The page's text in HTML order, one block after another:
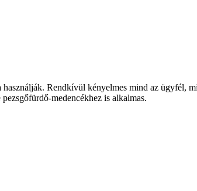
Rendkívül kényelmes mind az ügyfél,
medencékhez is alkalmas.